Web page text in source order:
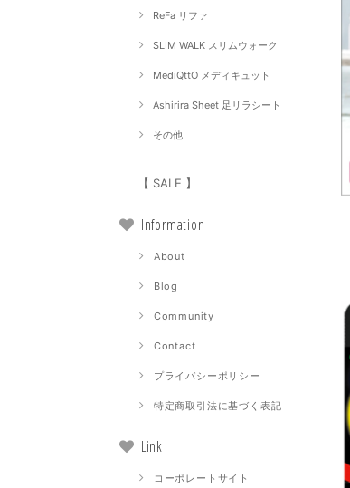
ReFa リファ
SLIM WALK スリムウォーク
MediQttO メディキュット
Ashirira Sheet 足リラシート
その他
【 SALE 】
Information
About
Blog
Community
Contact
プライバシーポリシー
特定商取引法に基づく表記
Link
コーポレートサイト